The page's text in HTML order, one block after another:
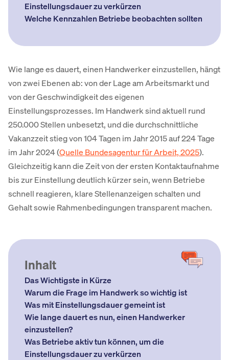
Einstellungsdauer zu verkürzen
Welche Kennzahlen Betriebe beobachten sollten
Wie lange es dauert, einen Handwerker einzustellen, hängt
von zwei Ebenen ab: von der Lage am Arbeitsmarkt und
von der Geschwindigkeit des eigenen
Einstellungsprozesses. Im Handwerk sind aktuell rund
250.000 Stellen unbesetzt, und die durchschnittliche
Vakanzzeit stieg von 104 Tagen im Jahr 2015 auf 224 Tage
im Jahr 2024 (Quelle Bundesagentur für Arbeit, 2025).
Gleichzeitig kann die Zeit von der ersten Kontaktaufnahme
bis zur Einstellung deutlich kürzer sein, wenn Betriebe
schnell reagieren, klare Stellenanzeigen schalten und
Gehalt sowie Rahmenbedingungen transparent machen.
Inhalt
Das Wichtigste in Kürze
Warum die Frage im Handwerk so wichtig ist
Was mit Einstellungsdauer gemeint ist
Wie lange dauert es nun, einen Handwerker
einzustellen?
Was Betriebe aktiv tun können, um die
Einstellungsdauer zu verkürzen